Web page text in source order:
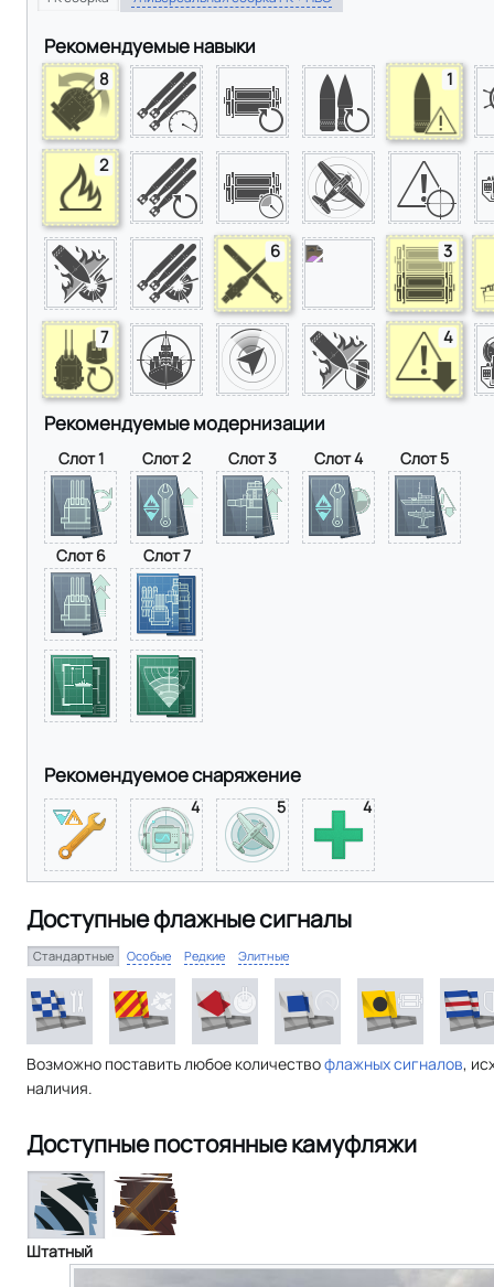
Рекомендуемые навыки
8 1
2
6 3
7 4
Рекомендуемые модернизации
Слот 1 Слот 2 Слот 3 Слот 4 Слот 5
Слот 6 Слот 7
Рекомендуемое снаряжение
4 5 4
Доступные флажные сигналы
Стандартные Особые Редкие Элитные
Возможно поставить любое количествофлажных сигналов,
наличия.
Доступные постоянные камуфляжи
Штатный